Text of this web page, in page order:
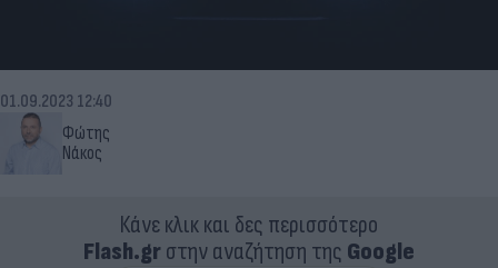
Φώτης
Νάκος
01.09.2023 12:40
Κάνε κλικ και δες περισσότερο
Flash.grστην αναζήτηση της Google